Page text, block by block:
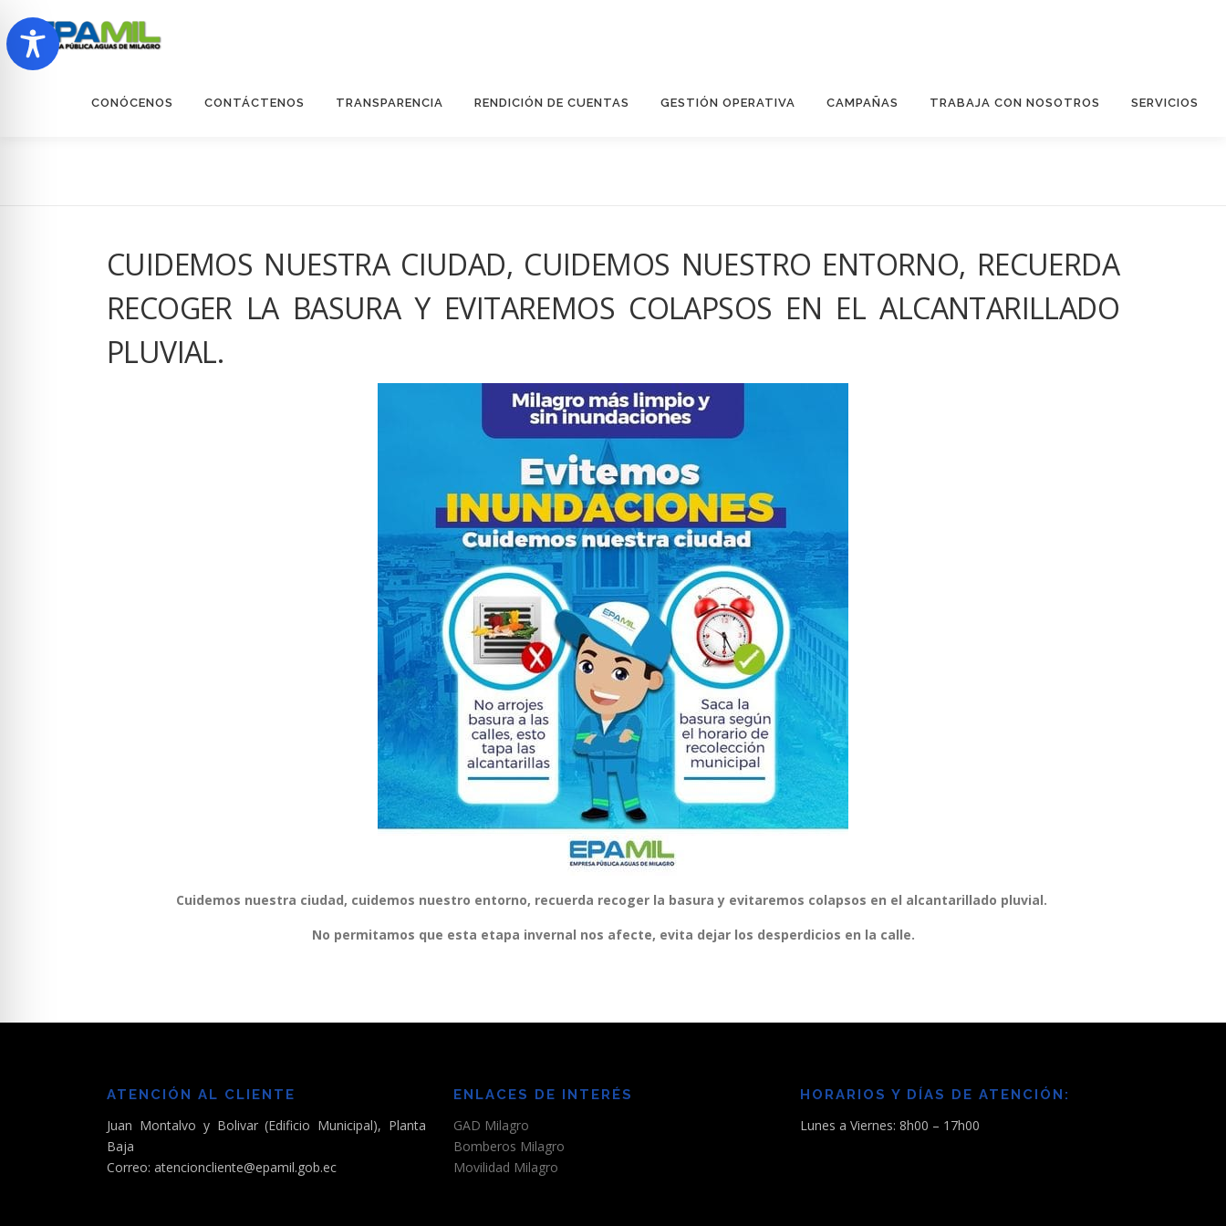
al
contenido
CONÓCENOS CONTÁCTENOS TRANSPARENCIA RENDICIÓN DE CUENTAS GESTIÓN OPERATIVA CAMPAÑAS TRABAJA CON NOSOTROS SERVICIOS
CUIDEMOS NUESTRA CIUDAD, CUIDEMOS NUESTRO ENTORNO, RECUERDA
RECOGER LA BASURA Y EVITAREMOS COLAPSOS EN EL ALCANTARILLADO
PLUVIAL.
Cuidemos nuestra ciudad, cuidemos nuestro entorno, recuerda recoger la basura y evitaremos colapsos en el alcantarillado pluvial.
No permitamos que esta etapa invernal nos afecte, evita dejar los desperdicios en la calle.
ATENCIÓN AL CLIENTE
Juan Montalvo y Bolivar (Edificio Municipal), Planta
Baja
Correo: atencioncliente@epamil.gob.ec
ENLACES DE INTERÉS
GAD Milagro
Bomberos Milagro
Movilidad Milagro
HORARIOS Y DÍAS DE ATENCIÓN:
Lunes a Viernes: 8h00 – 17h00